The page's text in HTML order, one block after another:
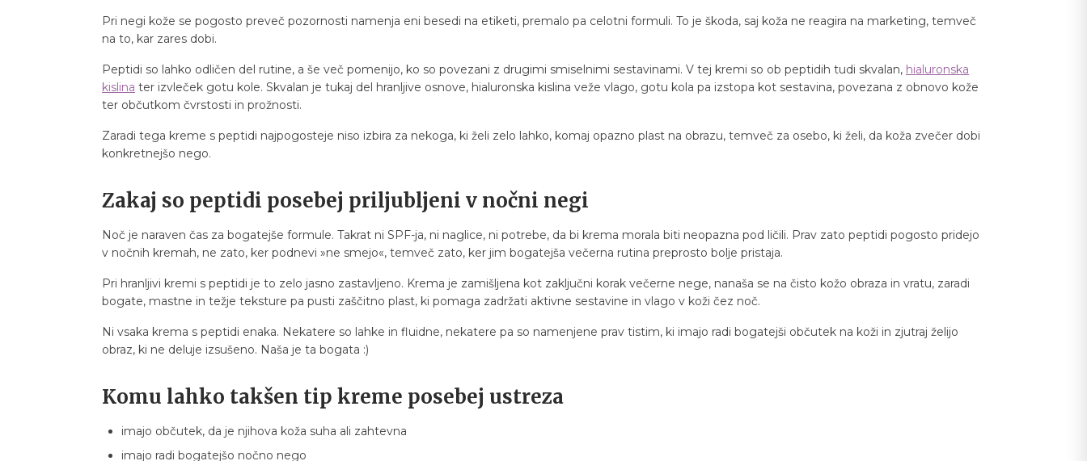
Pri negi kože se pogosto preveč pozornosti namenja eni besedi na etiketi, premalo pa celotni formuli. To je škoda, saj koža ne reagira na marketing, temveč
na to, kar zares dobi.
Peptidi so lahko odličen del rutine, a še več pomenijo, ko so povezani z drugimi smiselnimi sestavinami. V tej kremi so ob peptidih tudi skvalan, hialuronska
kislina ter izvleček gotu kole. Skvalan je tukaj del hranljive osnove, hialuronska kislina veže vlago, gotu kola pa izstopa kot sestavina, povezana z obnovo kože
ter občutkom čvrstosti in prožnosti.
Zaradi tega kreme s peptidi najpogosteje niso izbira za nekoga, ki želi zelo lahko, komaj opazno plast na obrazu, temveč za osebo, ki želi, da koža zvečer dobi
konkretnejšo nego.
Zakaj so peptidi posebej priljubljeni v nočni negi
Noč je naraven čas za bogatejše formule. Takrat ni SPF-ja, ni naglice, ni potrebe, da bi krema morala biti neopazna pod ličili. Prav zato peptidi pogosto pridejo
v nočnih kremah, ne zato, ker podnevi »ne smejo«, temveč zato, ker jim bogatejša večerna rutina preprosto bolje pristaja.
Pri hranljivi kremi s peptidi je to zelo jasno zastavljeno. Krema je zamišljena kot zaključni korak večerne nege, nanaša se na čisto kožo obraza in vratu, zaradi
bogate, mastne in težje teksture pa pusti zaščitno plast, ki pomaga zadržati aktivne sestavine in vlago v koži čez noč.
Ni vsaka krema s peptidi enaka. Nekatere so lahke in fluidne, nekatere pa so namenjene prav tistim, ki imajo radi bogatejši občutek na koži in zjutraj želijo
obraz, ki ne deluje izsušeno. Naša je ta bogata :)
Komu lahko takšen tip kreme posebej ustreza
imajo občutek, da je njihova koža suha ali zahtevna
imajo radi bogatejšo nočno nego